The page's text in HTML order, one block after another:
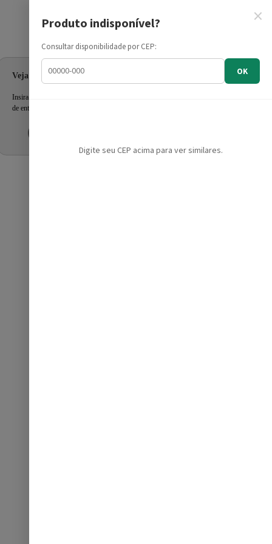
Informe seu CEP
Veja as ofertas para seu endereço!
Insira seu CEP e confira a disponibilidade dos produtos e prazo
de entrega.
×
Produto indisponível?
Consultar disponibilidade por CEP:
OK
Digite seu CEP acima para ver similares.